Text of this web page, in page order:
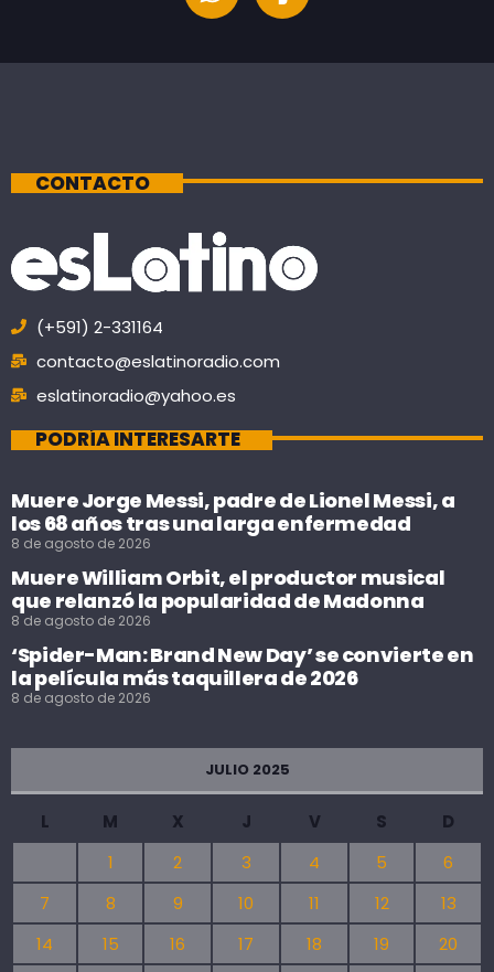
CONTACTO
(+591) 2-331164
contacto@eslatinoradio.com
eslatinoradio@yahoo.es
PODRÍA INTERESARTE
Muere Jorge Messi, padre de Lionel Messi, a
los 68 años tras una larga enfermedad
8 de agosto de 2026
Muere William Orbit, el productor musical
que relanzó la popularidad de Madonna
8 de agosto de 2026
‘Spider-Man: Brand New Day’ se convierte en
la película más taquillera de 2026
8 de agosto de 2026
JULIO 2025
L M X J V S
D
1
2 3 4 5
6
7
8 9 10 11 12
13
14
15 16 17 18 19 20